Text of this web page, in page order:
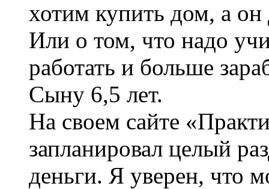
хотим купить дом, а он
Или о том, что надо
работать и больше
Сыну 6,5 лет.
На своем сайте
запланировал целый
деньги. Я уверен, что